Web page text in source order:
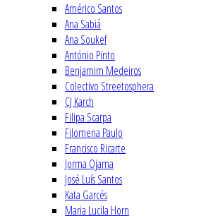
Américo Santos
Ana Sabiá
Ana Soukef
António Pinto
Benjamim Medeiros
Colectivo Streetosphera
CJ Karch
Filipa Scarpa
Filomena Paulo
Francisco Ricarte
Jorma Ojama
José Luís Santos
Kata Garcés
Maria Lucila Horn